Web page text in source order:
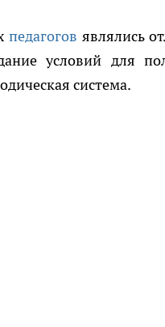
педагогов являлись
условий для
система.